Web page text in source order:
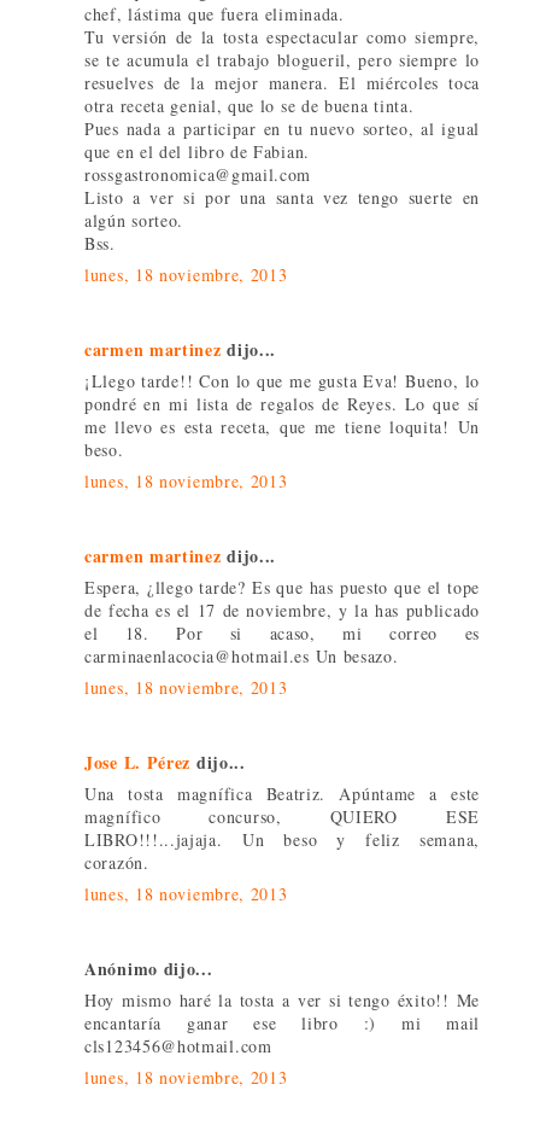
chef, lástima que fuera eliminada.
Tu versión de la tosta espectacular como siempre,
se te acumula el trabajo blogueril, pero siempre lo
resuelves de la mejor manera. El miércoles toca
otra receta genial, que lo se de buena tinta.
Pues nada a participar en tu nuevo sorteo, al igual
que en el del libro de Fabian.
rossgastronomica@gmail.com
Listo a ver si por una santa vez tengo suerte en
algún sorteo.
Bss.
lunes, 18 noviembre, 2013
carmen martinez dijo...
¡Llego tarde!! Con lo que me gusta Eva! Bueno, lo
pondré en mi lista de regalos de Reyes. Lo que sí
me llevo es esta receta, que me tiene loquita! Un
beso.
lunes, 18 noviembre, 2013
carmen martinez dijo...
Espera, ¿llego tarde? Es que has puesto que el tope
de fecha es el 17 de noviembre, y la has publicado
el 18. Por si acaso, mi correo es
carminaenlacocia@hotmail.es Un besazo.
lunes, 18 noviembre, 2013
Jose L. Pérez dijo...
Una tosta magnífica Beatriz. Apúntame a este
magnífico concurso, QUIERO ESE
LIBRO!!!...jajaja. Un beso y feliz semana,
corazón.
lunes, 18 noviembre, 2013
Anónimo dijo...
Hoy mismo haré la tosta a ver si tengo éxito!! Me
encantaría ganar ese libro :) mi mail
cls123456@hotmail.com
lunes, 18 noviembre, 2013